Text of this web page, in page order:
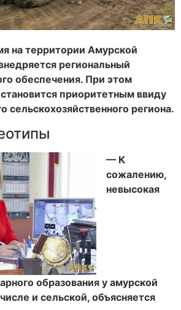
на территории Амурской
региональный
обеспечения. При этом
приоритетным ввиду
сельскохозяйственного региона.
— К
сожалению,
невысокая
образования у амурской
и сельской, объясняется